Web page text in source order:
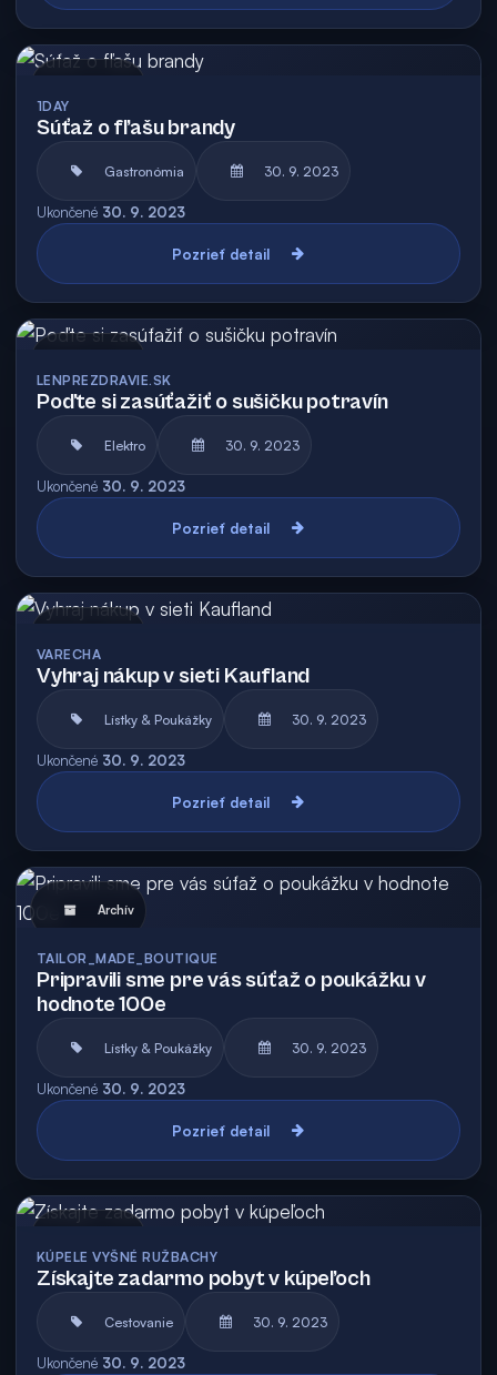
1DAY
Súťaž o fľašu brandy
Gastronómia 30. 9. 2023
Ukončené 30. 9. 2023
Pozrieť detail
LENPREZDRAVIE.SK
Poďte si zasúťažiť o sušičku potravín
Elektro 30. 9. 2023
Ukončené 30. 9. 2023
Pozrieť detail
VARECHA
Vyhraj nákup v sieti Kaufland
Lístky & Poukážky 30. 9. 2023
Ukončené 30. 9. 2023
Pozrieť detail
Archív
TAILOR_MADE_BOUTIQUE
Pripravili sme pre vás súťaž o poukážku v
hodnote 100e
Lístky & Poukážky 30. 9. 2023
Ukončené 30. 9. 2023
Pozrieť detail
KÚPELE VYŠNÉ RUŽBACHY
Získajte zadarmo pobyt v kúpeľoch
Cestovanie 30. 9. 2023
Ukončené 30. 9. 2023